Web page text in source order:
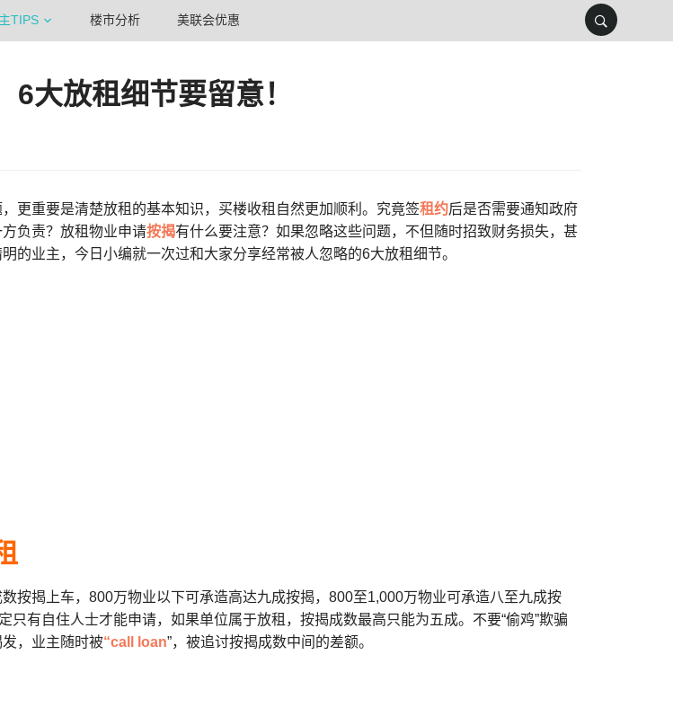
TIPS 楼市分析 美联会优惠
6大放租细节要留意！
，更重要是清楚放租的基本知识，买楼收租自然更加顺利。究竟签租约后是否需要通知政府
负责？放租物业申请按揭有什么要注意？如果忽略这些问题，不但随时招致财务损失，甚
的业主，今日小编就一次过和大家分享经常被人忽略的6大放租细节。
按揭上车，800万物业以下可承造高达九成按揭，800至1,000万物业可承造八至九成按
只有自住人士才能申请，如果单位属于放租，按揭成数最高只能为五成。不要“偷鸡”欺骗
，业主随时被“call loan”，被追讨按揭成数中间的差额。